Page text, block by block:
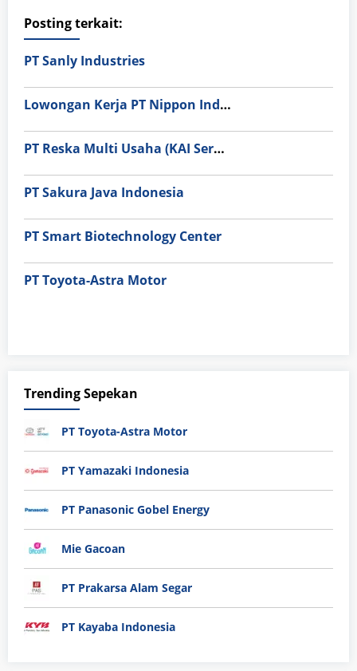
Posting terkait:
PT Sanly Industries
Lowongan Kerja PT Nippon Indosari Corpindo Tbk. Bulan Agustus 2026
PT Reska Multi Usaha (KAI Services)
PT Sakura Java Indonesia
PT Smart Biotechnology Center
PT Toyota-Astra Motor
Trending Sepekan
PT Toyota-Astra Motor
PT Yamazaki Indonesia
PT Panasonic Gobel Energy
Mie Gacoan
PT Prakarsa Alam Segar
PT Kayaba Indonesia